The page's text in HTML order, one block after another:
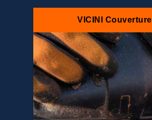
VICINI Couverture